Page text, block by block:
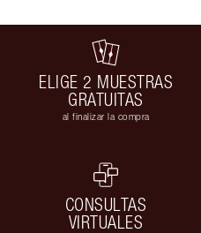
ELIGE 2 MUESTRAS
GRATUITAS
al finalizar la compra
CONSULTAS
VIRTUALES